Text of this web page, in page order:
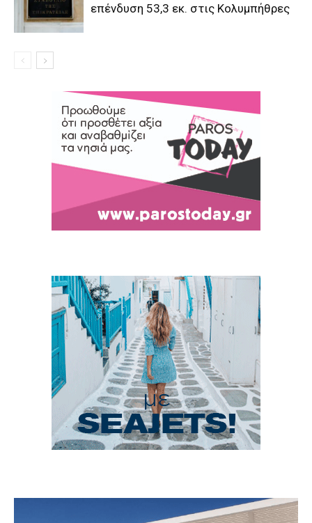
επένδυση 53,3 εκ. στις Κολυμπήθρες